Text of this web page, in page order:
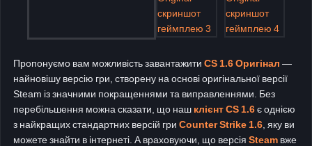
Пропонуємо вам можливість завантажити CS 1.6 Оригінал —
найновішу версію гри, створену на основі оригінальної версії
Steam із значними покращеннями та виправленнями. Без
перебільшення можна сказати, що наш клієнт CS 1.6є однією
з найкращих стандартних версій гри Counter Strike 1.6 , яку ви
можете знайти в інтернеті. А враховуючи, що версія Steam вже